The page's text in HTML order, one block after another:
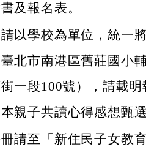
及報名表。
以學校為單位，統一
北市南港區舊莊國小
一段100號），請載
親子共讀心得感想甄選
請至「新住民子女教